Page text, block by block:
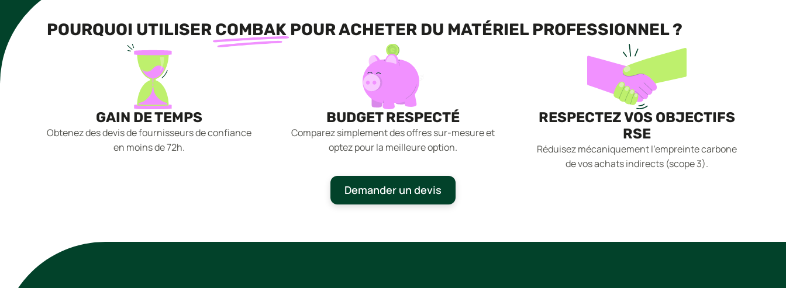
POURQUOI UTILISER COMBAK POUR ACHETER DU MATÉRIEL PROFESSIONNEL ?
GAIN DE TEMPS
Obtenez des devis de fournisseurs de confiance
en moins de 72h.
BUDGET RESPECTÉ
Comparez simplement des offres sur-mesure et
optez pour la meilleure option.
RESPECTEZ VOS OBJECTIFS
RSE
Réduisez mécaniquement l'empreinte carbone
de vos achats indirects (scope 3).
Demander un devis